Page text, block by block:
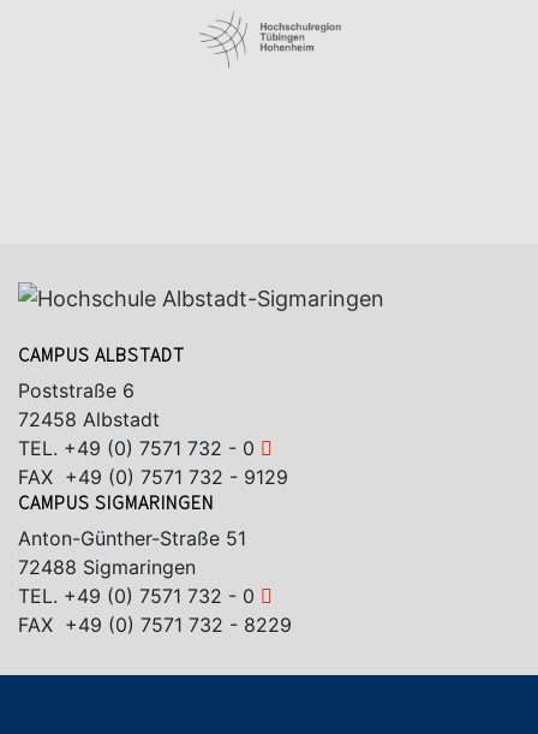
CAMPUS ALBSTADT
Poststraße 6
72458 Albstadt
TEL. +49 (0) 7571 732 - 0
FAX +49 (0) 7571 732 - 9129
CAMPUS SIGMARINGEN
Anton-Günther-Straße 51
72488 Sigmaringen
TEL. +49 (0) 7571 732 - 0
FAX +49 (0) 7571 732 - 8229